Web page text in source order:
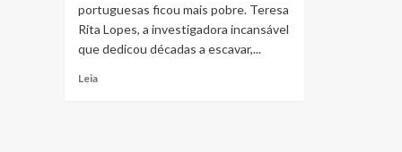
portuguesas ficou mais pobre. Teresa
Rita Lopes, a investigadora incansável
que dedicou décadas a escavar,...
LeiaRead